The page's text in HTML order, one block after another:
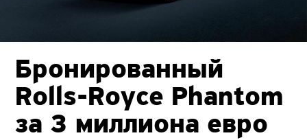
Бронированный
Rolls-Royce Phantom
за 3 миллиона евро